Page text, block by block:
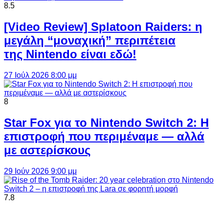
8.5
[Video Review] Splatoon Raiders: η
μεγάλη “μοναχική” περιπέτεια
της Nintendo είναι εδώ!
27 Ιούλ 2026 8:00 μμ
8
Star Fox για το Nintendo Switch 2: Η
επιστροφή που περιμέναμε — αλλά
με αστερίσκους
29 Ιούν 2026 9:00 μμ
7.8